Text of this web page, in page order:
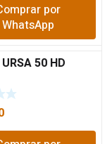
por
WhatsApp
50 HD